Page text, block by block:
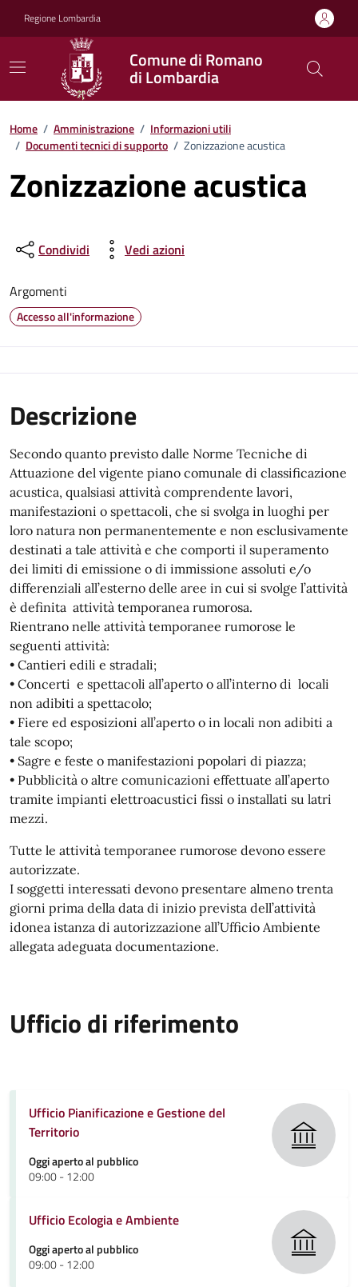
Regione Lombardia
Comune di Romano
di Lombardia
Home / Amministrazione / Informazioni utili
/ Documenti tecnici di supporto / Zonizzazione acustica
Zonizzazione acustica
Condividi Vedi azioni
Argomenti
Accesso all'informazione
Descrizione
Secondo quanto previsto dalle Norme Tecniche di
Attuazione del vigente piano comunale di classificazione
acustica, qualsiasi attività comprendente lavori,
manifestazioni o spettacoli, che si svolga in luoghi per
loro natura non permanentemente e non esclusivamente
destinati a tale attività e che comporti il superamento
dei limiti di emissione o di immissione assoluti e/o
differenziali all’esterno delle aree in cui si svolge l’attività
è definita attività temporanea rumorosa.
Rientrano nelle attività temporanee rumorose le
seguenti attività:
• Cantieri edili e stradali;
• Concerti e spettacoli all’aperto o all’interno di locali
non adibiti a spettacolo;
• Fiere ed esposizioni all’aperto o in locali non adibiti a
tale scopo;
• Sagre e feste o manifestazioni popolari di piazza;
• Pubblicità o altre comunicazioni effettuate all’aperto
tramite impianti elettroacustici fissi o installati su latri
mezzi.
Tutte le attività temporanee rumorose devono essere
autorizzate.
I soggetti interessati devono presentare almeno trenta
giorni prima della data di inizio prevista dell’attività
idonea istanza di autorizzazione all’Ufficio Ambiente
allegata adeguata documentazione.
Ufficio di riferimento
Ufficio Pianificazione e Gestione del
Territorio
Oggi aperto al pubblico
09:00 - 12:00
Ufficio Ecologia e Ambiente
Oggi aperto al pubblico
09:00 - 12:00